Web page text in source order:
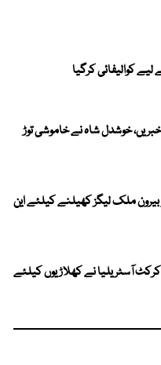
خوشدل شاہ نے خاموشی توڑ
ملک لیگز کھیلنے کیلئے این
آسٹریلیا نے کھلاڑیوں کیلئے